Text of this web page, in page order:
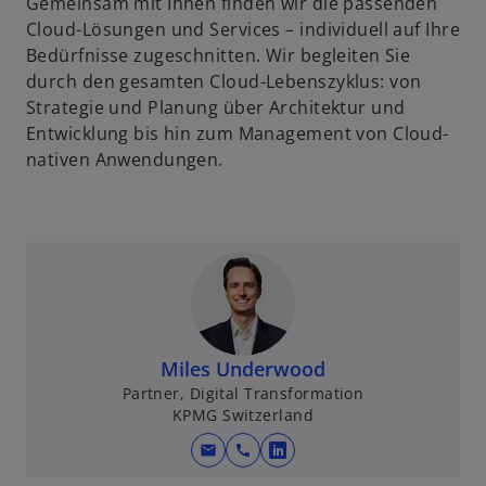
Cloud-Lösungen und Services – individuell auf Ihre
Bedürfnisse zugeschnitten. Wir begleiten Sie
durch den gesamten Cloud-Lebenszyklus: von
Strategie und Planung über Architektur und
Entwicklung bis hin zum Management von Cloud-
nativen Anwendungen.
Miles Underwood
Partner, Digital Transformation
KPMG Switzerland
mail call
w